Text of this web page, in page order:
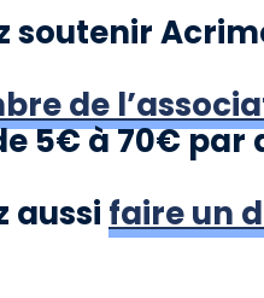
soutenir
de
5€ à 70€ par
aussi faire un